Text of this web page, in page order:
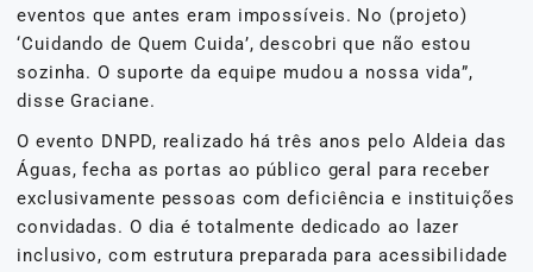
eventos que antes eram impossíveis. No (projeto)
‘Cuidando de Quem Cuida’, descobri que não estou
sozinha. O suporte da equipe mudou a nossa vida”,
disse Graciane.
O evento DNPD, realizado há três anos pelo Aldeia das
Águas, fecha as portas ao público geral para receber
exclusivamente pessoas com deficiência e instituições
convidadas. O dia é totalmente dedicado ao lazer
inclusivo, com estrutura preparada para acessibilidade